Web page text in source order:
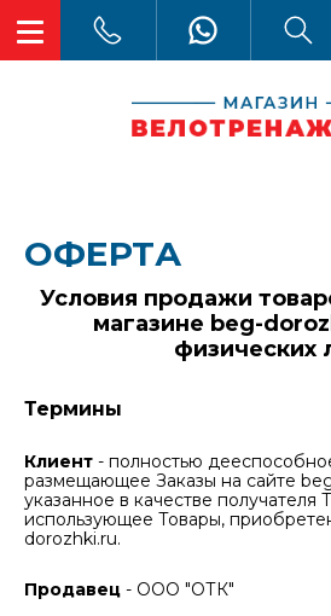
ОФЕРТА
Условия продажи
магазине beg-
физических
Термины
Клиент - полностью
размещающее Заказы на сайте
указанное в качестве получателя
использующее Товары,
dorozhki.ru.
Продавец - ООО "ОТК"